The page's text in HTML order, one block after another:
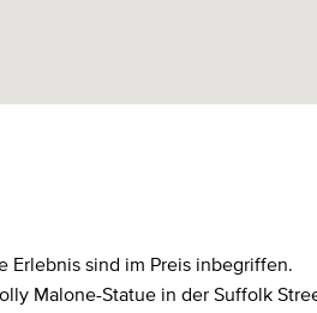
Erlebnis sind im Preis inbegriffen.
Malone-Statue in der Suffolk